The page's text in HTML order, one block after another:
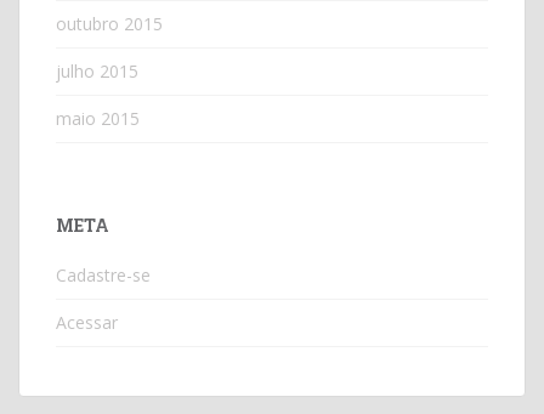
outubro 2015
julho 2015
maio 2015
META
Cadastre-se
Acessar